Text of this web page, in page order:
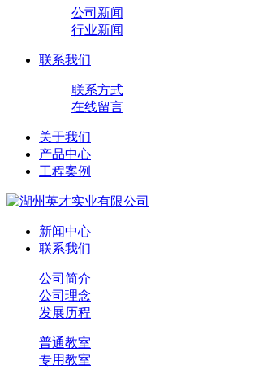
公司新闻
行业新闻
联系我们
联系方式
在线留言
关于我们
产品中心
工程案例
新闻中心
联系我们
公司简介
公司理念
发展历程
普通教室
专用教室